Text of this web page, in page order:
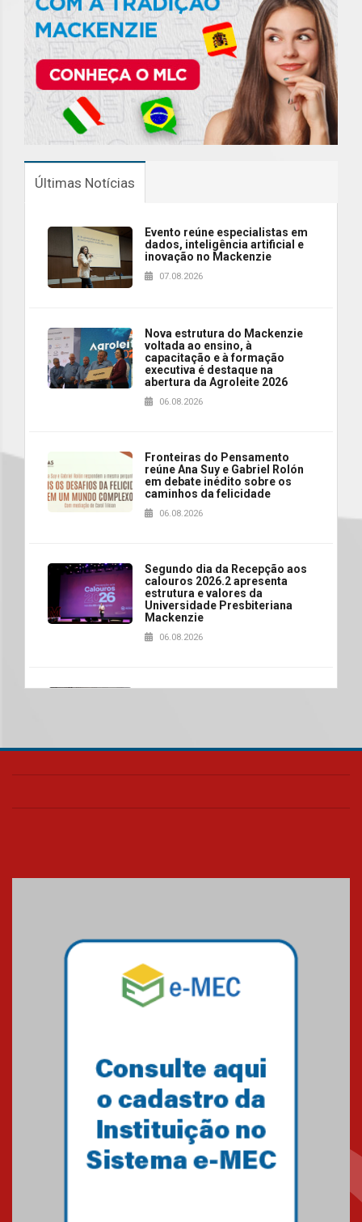
Últimas Notícias
Evento reúne especialistas em
dados, inteligência artificial e
inovação no Mackenzie
07.08.2026
Nova estrutura do Mackenzie
voltada ao ensino, à
capacitação e à formação
executiva é destaque na
abertura da Agroleite 2026
06.08.2026
Fronteiras do Pensamento
reúne Ana Suy e Gabriel Rolón
em debate inédito sobre os
caminhos da felicidade
06.08.2026
Segundo dia da Recepção aos
calouros 2026.2 apresenta
estrutura e valores da
Universidade Presbiteriana
Mackenzie
06.08.2026
realizará nova edição da Feira
04.08.2026
Mackenzie recepciona os
calouros do segundo semestre
Como o Colégio Mackenzie
Brasília prepara seus
estudantes para o PAS antes
mesmo do Ensino Médio